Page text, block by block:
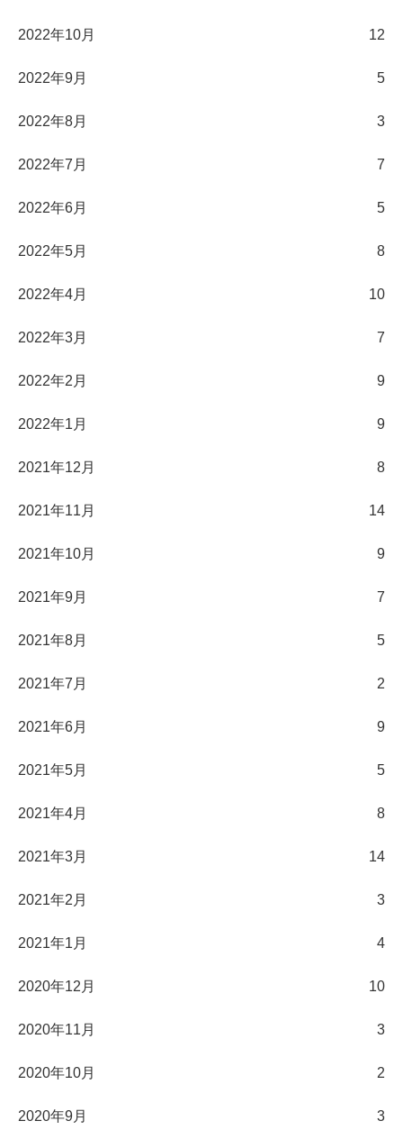
2022年10月 12
2022年9月 5
2022年8月 3
2022年7月 7
2022年6月 5
2022年5月 8
2022年4月 10
2022年3月 7
2022年2月 9
2022年1月 9
2021年12月 8
2021年11月 14
2021年10月 9
2021年9月 7
2021年8月 5
2021年7月 2
2021年6月 9
2021年5月 5
2021年4月 8
2021年3月 14
2021年2月 3
2021年1月 4
2020年12月 10
2020年11月 3
2020年10月 2
2020年9月 3